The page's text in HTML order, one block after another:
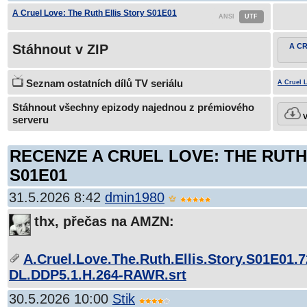
A Cruel Love: The Ruth Ellis Story S01E01
Stáhnout v ZIP A
Seznam ostatních dílů TV seriálu A Cruel
Stáhnout všechny epizody najednou z prémiového
serveru
RECENZE A CRUEL LOVE: THE
S01E01
31.5.2026 8:42 dmin1980
thx, přečas na AMZN:
DL.DDP5.1.H.264-RAWR.srt
30.5.2026 10:00 Stik